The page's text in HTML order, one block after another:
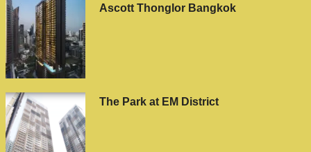
Ascott Thonglor Bangkok
The Park at EM District